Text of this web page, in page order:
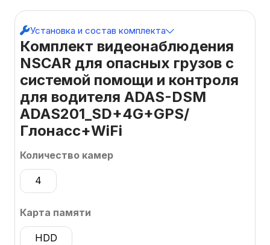
Комплект видеонаблюдения
NSCAR для опасных грузов с
системой помощи и контроля
для водителя ADAS-DSM
ADAS201_SD+4G+GPS/
Глонасс+WiFi
Количество камер
4
Карта памяти
HDD
Установка и состав комплекта